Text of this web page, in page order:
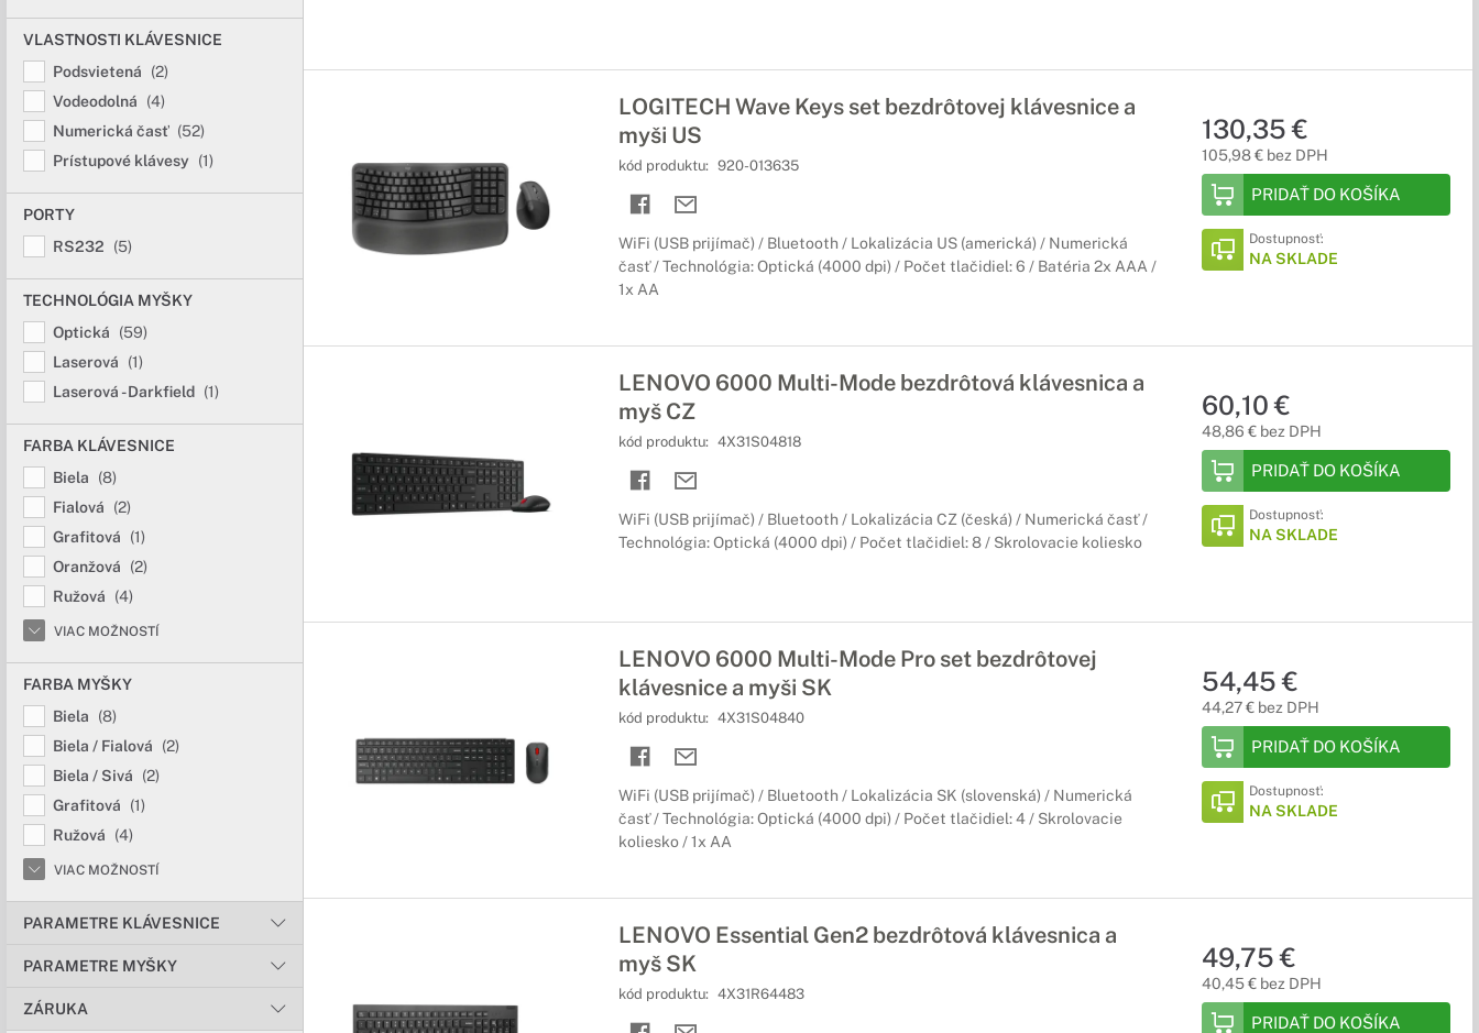
VLASTNOSTI KLÁVESNICE
Podsvietená
(2)
Vodeodolná
(4)
Numerická časť (52)
Prístupové klávesy (1)
PORTY
RS232
(5)
TECHNOLÓGIA MYŠKY
Optická
(59)
Laserová
(1)
Laserová - Darkfield (1)
FARBA KLÁVESNICE
Biela
(8)
Fialová
(2)
Grafitová
(1)
Oranžová
(2)
Ružová
(4)
VIAC MOŽNOSTÍ
FARBA MYŠKY
Biela
(8)
Biela / Fialová
(2)
Biela / Sivá
(2)
Grafitová
(1)
Ružová
(4)
VIAC MOŽNOSTÍ
PARAMETRE KLÁVESNICE
PARAMETRE MYŠKY
ZÁRUKA
LOGITECH Wave Keys set bezdrôtovej klávesnice a
myši US
kód produktu: 920-013635
WiFi (USB prijímač) / Bluetooth / Lokalizácia US (americká) / Numerická
časť / Technológia: Optická (4000 dpi) / Počet tlačidiel: 6 / Batéria 2x AAA /
1x AA
130,35 €
105,98 € bez DPH
PRIDAŤ DO KOŠÍKA
Dostupnosť:
NA SKLADE
LENOVO 6000 Multi-Mode bezdrôtová klávesnica a
myš CZ
kód produktu: 4X31S04818
WiFi (USB prijímač) / Bluetooth / Lokalizácia CZ (česká) / Numerická časť /
Technológia: Optická (4000 dpi) / Počet tlačidiel: 8 / Skrolovacie koliesko
60,10 €
48,86 € bez DPH
PRIDAŤ DO KOŠÍKA
Dostupnosť:
NA SKLADE
LENOVO 6000 Multi-Mode Pro set bezdrôtovej
klávesnice a myši SK
kód produktu: 4X31S04840
WiFi (USB prijímač) / Bluetooth / Lokalizácia SK (slovenská) / Numerická
časť / Technológia: Optická (4000 dpi) / Počet tlačidiel: 4 / Skrolovacie
koliesko / 1x AA
54,45 €
44,27 € bez DPH
PRIDAŤ DO KOŠÍKA
Dostupnosť:
NA SKLADE
LENOVO Essential Gen2 bezdrôtová klávesnica a
myš SK
kód produktu: 4X31R64483
49,75 €
40,45 € bez DPH
PRIDAŤ DO KOŠÍKA